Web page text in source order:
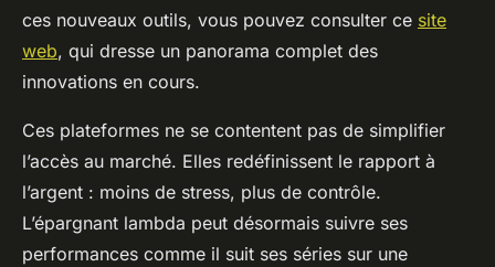
ces nouveaux outils, vous pouvez consulter ce site
web, qui dresse un panorama complet des
innovations en cours.
Ces plateformes ne se contentent pas de simplifier
l’accès au marché. Elles redéfinissent le rapport à
l’argent : moins de stress, plus de contrôle.
L’épargnant lambda peut désormais suivre ses
performances comme il suit ses séries sur une